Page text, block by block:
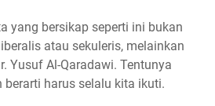
yang bersikap seperti ini bukan
atau sekuleris, melainkan
Yusuf Al-Qaradawi. Tentunya
berarti harus selalu kita ikuti.